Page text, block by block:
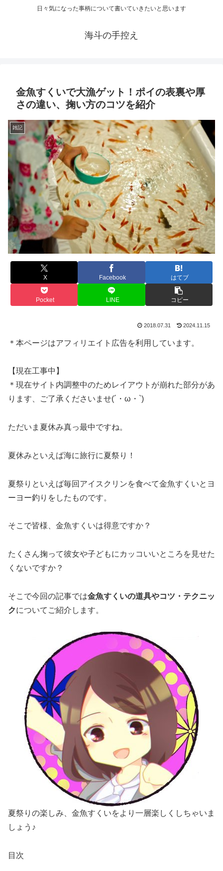
日々気になった事柄について書いていきたいと思います
海斗の手控え
金魚すくいで大漁ゲット！ポイの表裏や厚
さの違い、掬い方のコツを紹介
雑記
X Facebook はてブ
Pocket LINE コピー
2018.07.31 2024.11.15
＊本ページはアフィリエイト広告を利用しています。
【現在工事中】
＊現在サイト内調整中のためレイアウトが崩れた部分があ
ります、ご了承くださいませ(´・ω・`)
ただいま夏休み真っ最中ですね。
夏休みといえば海に旅行に夏祭り！
夏祭りといえば毎回アイスクリンを食べて金魚すくいとヨ
ーヨー釣りをしたものです。
そこで皆様、 金魚すくいは得意ですか？
たくさん掬って彼女や子どもにカッコいいところを見せた
くないですか？
そこで今回の記事では金魚すくいの道具やコツ・テクニッ
クについてご紹介します。
夏祭りの楽しみ、金魚すくいをより一層楽しくしちゃいま
しょう♪
目次